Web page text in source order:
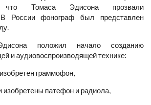
что Томаса Эдисона прозвали
В России фонограф был представлен
положил начало созданию
и аудиовоспроизводящей технике:
граммофон,
изобретены патефон и радиола,